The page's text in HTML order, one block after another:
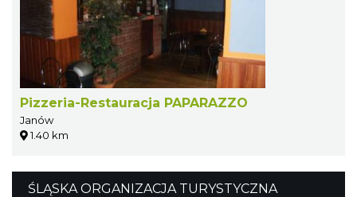
Pizzeria-Restauracja PAPARAZZO
Janów
1.40 km
ŚLĄSKA ORGANIZACJA TURYSTYCZNA